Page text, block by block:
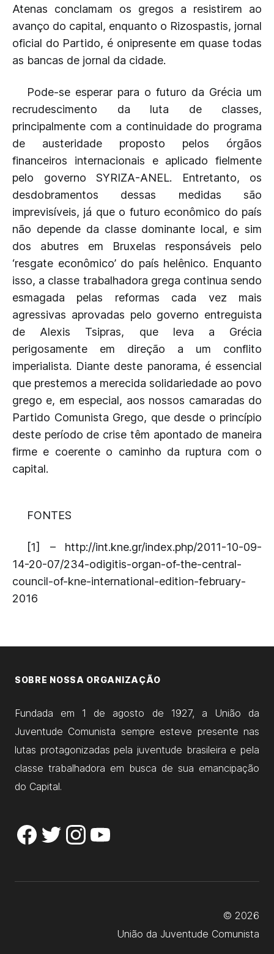
Atenas conclamam os gregos a resistirem ao
avanço do capital, enquanto o Rizospastis, jornal
oficial do Partido, é onipresente em quase todas
as bancas de jornal da cidade.
Pode-se esperar para o futuro da Grécia um
recrudescimento da luta de classes,
principalmente com a continuidade do programa
de austeridade proposto pelos órgãos
financeiros internacionais e aplicado fielmente
pelo governo SYRIZA-ANEL. Entretanto, os
desdobramentos dessas medidas são
imprevisíveis, já que o futuro econômico do país
não depende da classe dominante local, e sim
dos abutres em Bruxelas responsáveis pelo
‘resgate econômico’ do país helênico. Enquanto
isso, a classe trabalhadora grega continua sendo
esmagada pelas reformas cada vez mais
agressivas aprovadas pelo governo entreguista
de Alexis Tsipras, que leva a Grécia
perigosamente em direção a um conflito
imperialista. Diante deste panorama, é essencial
que prestemos a merecida solidariedade ao povo
grego e, em especial, aos nossos camaradas do
Partido Comunista Grego, que desde o princípio
deste período de crise têm apontado de maneira
firme e coerente o caminho da ruptura com o
capital.
FONTES
[1] – http://int.kne.gr/index.php/2011-10-09-
14-20-07/234-odigitis-organ-of-the-central-
council-of-kne-international-edition-february-
2016
SOBRE NOSSA ORGANIZAÇÃO
Fundada em 1 de agosto de 1927, a União da
Juventude Comunista sempre esteve presente nas
lutas protagonizadas pela juventude brasileira e pela
classe trabalhadora em busca de sua emancipação
do Capital.
© 2026
União da Juventude Comunista